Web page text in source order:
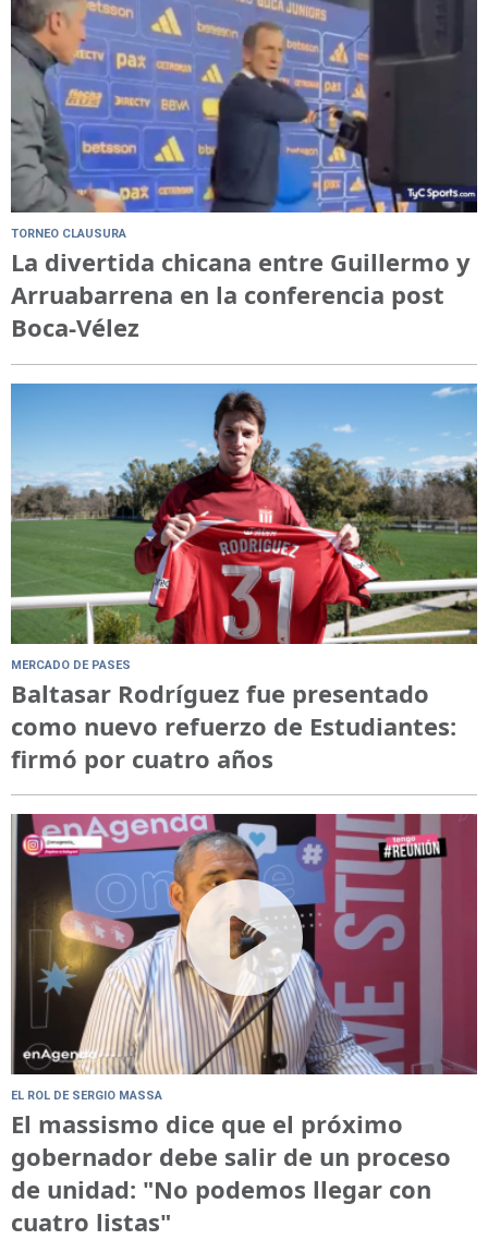
TORNEO CLAUSURA
La divertida chicana entre Guillermo y
Arruabarrena en la conferencia post
Boca-Vélez
MERCADO DE PASES
Baltasar Rodríguez fue presentado
como nuevo refuerzo de Estudiantes:
firmó por cuatro años
EL ROL DE SERGIO MASSA
El massismo dice que el próximo
gobernador debe salir de un proceso
de unidad: "No podemos llegar con
cuatro listas"